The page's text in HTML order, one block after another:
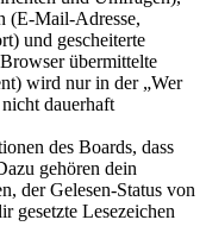
(E-Mail-Adresse,
und gescheiterte
übermittelte
wird nur in der „Wer
dauerhaft
des Boards, dass
gehören dein
der Gelesen-Status von
gesetzte Lesezeichen